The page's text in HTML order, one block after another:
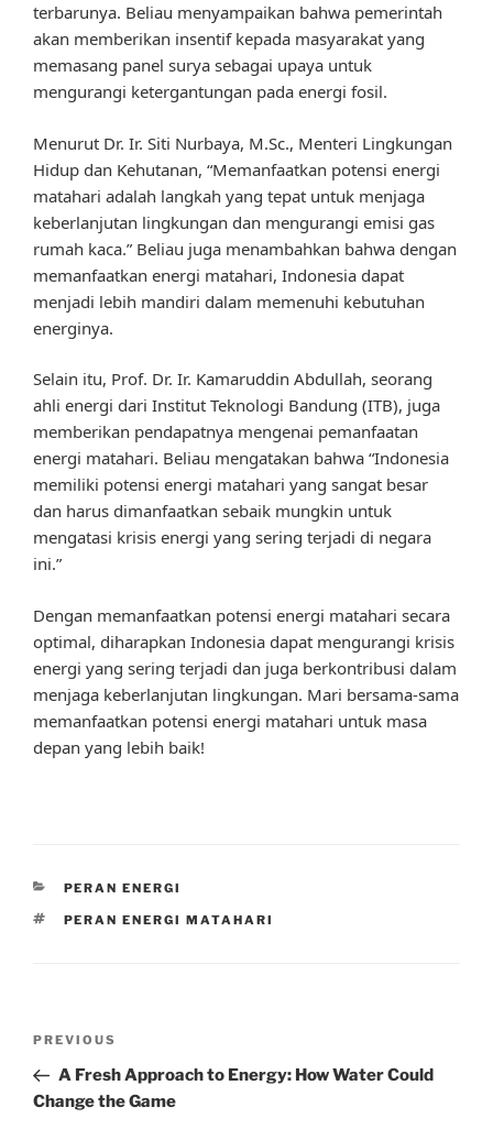
terbarunya. Beliau menyampaikan bahwa pemerintah
akan memberikan insentif kepada masyarakat yang
memasang panel surya sebagai upaya untuk
mengurangi ketergantungan pada energi fosil.
Menurut Dr. Ir. Siti Nurbaya, M.Sc., Menteri Lingkungan
Hidup dan Kehutanan, “Memanfaatkan potensi energi
matahari adalah langkah yang tepat untuk menjaga
keberlanjutan lingkungan dan mengurangi emisi gas
rumah kaca.” Beliau juga menambahkan bahwa dengan
memanfaatkan energi matahari, Indonesia dapat
menjadi lebih mandiri dalam memenuhi kebutuhan
energinya.
Selain itu, Prof. Dr. Ir. Kamaruddin Abdullah, seorang
ahli energi dari Institut Teknologi Bandung (ITB), juga
memberikan pendapatnya mengenai pemanfaatan
energi matahari. Beliau mengatakan bahwa “Indonesia
memiliki potensi energi matahari yang sangat besar
dan harus dimanfaatkan sebaik mungkin untuk
mengatasi krisis energi yang sering terjadi di negara
ini.”
Dengan memanfaatkan potensi energi matahari secara
optimal, diharapkan Indonesia dapat mengurangi krisis
energi yang sering terjadi dan juga berkontribusi dalam
menjaga keberlanjutan lingkungan. Mari bersama-sama
memanfaatkan potensi energi matahari untuk masa
depan yang lebih baik!
CATEGORIES
PERAN ENERGI
TAGS
PERAN ENERGI MATAHARI
Previous
Post
PREVIOUS
A Fresh Approach to Energy: How Water Could
Change the Game